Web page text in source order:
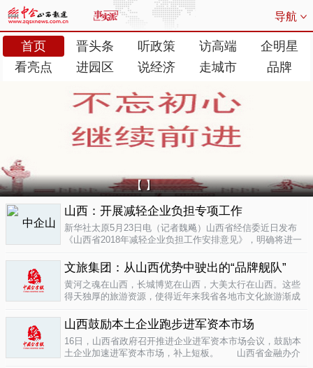
导航
首页 晋头条 听政策 访高端
企明星
看亮点
进园区 说经济 走城市 品牌
【 】
山西：开展减轻企业负担专项工作
新华社太原5月23日电（记者魏飚）山西省经信委近日发布
《山西省2018年减轻企业负担工作安排意见》，明确将进一
大对涉企乱收...
文旅集团：从山西优势中驶出的“品牌舰队”
黄河之魂在山西，长城博览在山西，大美太行在山西。这些
得天独厚的旅游资源，使得近年来我省各地市文化旅游渐成
业培育成...
山西鼓励本土企业跑步进军资本市场
16日，山西省政府召开推进企业进军资本市场会议，鼓励本
土企业加速进军资本市场，补上短板。 山西省金融办介